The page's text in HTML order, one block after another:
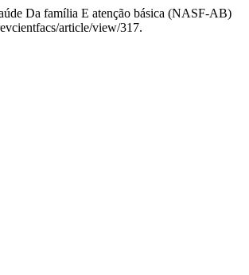
Da família E atenção básica (NASF-AB)
article/view/317.